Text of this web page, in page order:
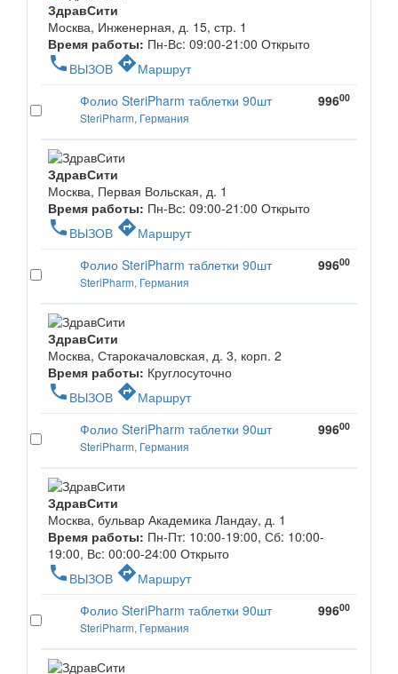
ЗдравСити
Москва, Инженерная, д. 15, стр. 1
Время работы: Пн-Вс: 09:00-21:00 Открыто
phone ВЫЗОВ directionsМаршрут
Фолио SteriPharm таблетки 90шт
SteriPharm, Германия
99600
ЗдравСити
Москва, Первая Вольская, д. 1
Время работы: Пн-Вс: 09:00-21:00 Открыто
phone ВЫЗОВ directionsМаршрут
Фолио SteriPharm таблетки 90шт
SteriPharm, Германия
99600
ЗдравСити
Москва, Старокачаловская, д. 3, корп. 2
Время работы: Круглосуточно
phone ВЫЗОВ directionsМаршрут
Фолио SteriPharm таблетки 90шт
SteriPharm, Германия
99600
ЗдравСити
Москва, бульвар Академика Ландау, д. 1
Время работы: Пн-Пт: 10:00-19:00, Сб: 10:00-
19:00, Вс: 00:00-24:00 Открыто
phone ВЫЗОВ directionsМаршрут
Фолио SteriPharm таблетки 90шт
SteriPharm, Германия
99600